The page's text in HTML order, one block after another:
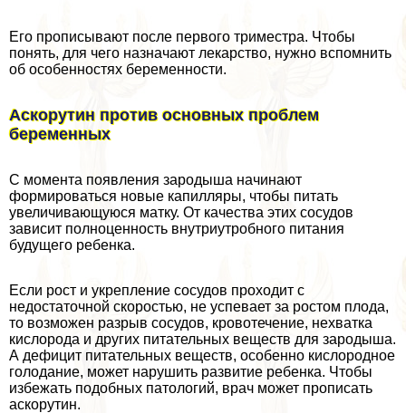
Его прописывают после первого триместра. Чтобы
понять, для чего назначают лекарство, нужно вспомнить
об особенностях беременности.
Аскорутин против основных проблем
беременных
С момента появления зародыша начинают
формироваться новые капилляры, чтобы питать
увеличивающуюся матку. От качества этих сосудов
зависит полноценность внутриутробного питания
будущего ребенка.
Если рост и укрепление сосудов проходит с
недостаточной скоростью, не успевает за ростом плода,
то возможен разрыв сосудов, кровотечение, нехватка
кислорода и других питательных веществ для зародыша.
А дефицит питательных веществ, особенно кислородное
голодание, может нарушить развитие ребенка. Чтобы
избежать подобных патологий, врач может прописать
аскорутин.